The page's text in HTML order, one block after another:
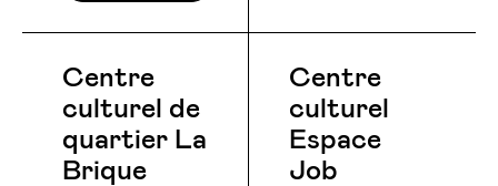
Centre
culturel de
quartier La
Brique
Centre
culturel
Espace
Job